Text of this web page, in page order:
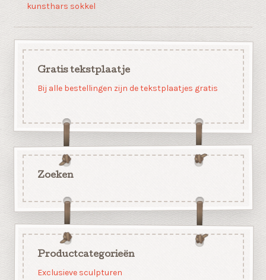
kunsthars sokkel
Gratis tekstplaatje
Bij alle bestellingen zijn de tekstplaatjes gratis
Zoeken
Productcategorieën
Exclusieve sculpturen